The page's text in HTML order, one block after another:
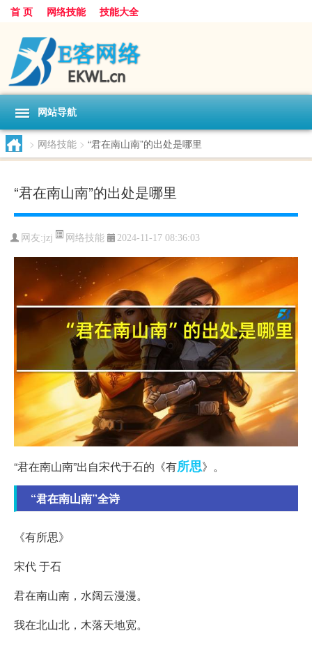
首 页 网络技能 技能大全
网站导航
> 网络技能 > “君在南山南”的出处是哪里
“君在南山南”的出处是哪里
网友:jzj 网络技能 2024-11-17 08:36:03
“君在南山南”出自宋代于石的《有所思》。
“君在南山南”全诗
《有所思》
宋代 于石
君在南山南，水阔云漫漫。
我在北山北，木落天地宽。